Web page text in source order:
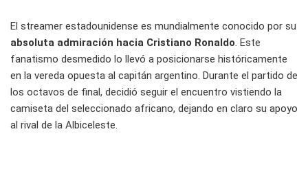
El streamer estadounidense es mundialmente conocido por su
absoluta admiración hacia Cristiano Ronaldo . Este
fanatismo desmedido lo llevó a posicionarse históricamente
en la vereda opuesta al capitán argentino. Durante el partido de
los octavos de final, decidió seguir el encuentro vistiendo la
camiseta del seleccionado africano, dejando en claro su apoyo
al rival de la Albiceleste.